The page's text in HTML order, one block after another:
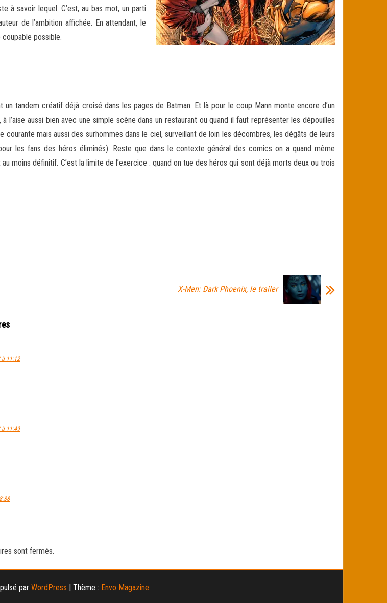
à savoir lequel. C’est, au bas mot, un parti
de l’ambition affichée. En attendant, le
possible.
tandem créatif déjà croisé dans les pages de Batman. Et là pour le coup Mann monte encore d’un
l’aise aussi bien avec une simple scène dans un restaurant ou quand il faut représenter les dépouilles
mais aussi des surhommes dans le ciel, surveillant de loin les décombres, les dégâts de leurs
les fans des héros éliminés). Reste que dans le contexte général des comics on a quand même
moins définitif. C’est la limite de l’exercice : quand on tue des héros qui sont déjà morts deux ou trois
X-Men: Dark Phoenix, le trailer
à 11:12
à 11:49
sont fermés.
par WordPress | Thème : Envo Magazine